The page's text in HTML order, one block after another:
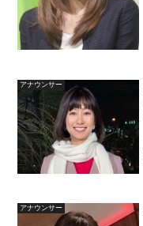
アナウンサー
アナウンサー